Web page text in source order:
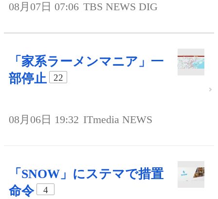
08月07日 07:06 TBS NEWS DIG
「家系ラーメンマニア」一
部停止
22
08月06日 19:32 ITmedia NEWS
「SNOW」にステマで措置
命令
4